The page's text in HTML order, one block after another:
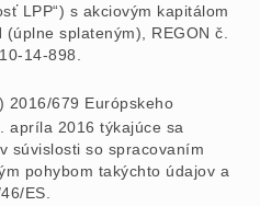
LPP“) s akciovým kapitálom
splateným), REGON č.
14-898.
2016/679 Európskeho
apríla 2016 týkajúce sa
súvislosti so spracovaním
pohybom takýchto údajov a
ES.